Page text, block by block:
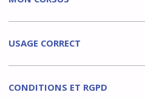
USAGE CORRECT
CONDITIONS ET RGPD